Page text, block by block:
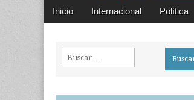
Main
Skip
Inicio Internacional Política
Buscar: